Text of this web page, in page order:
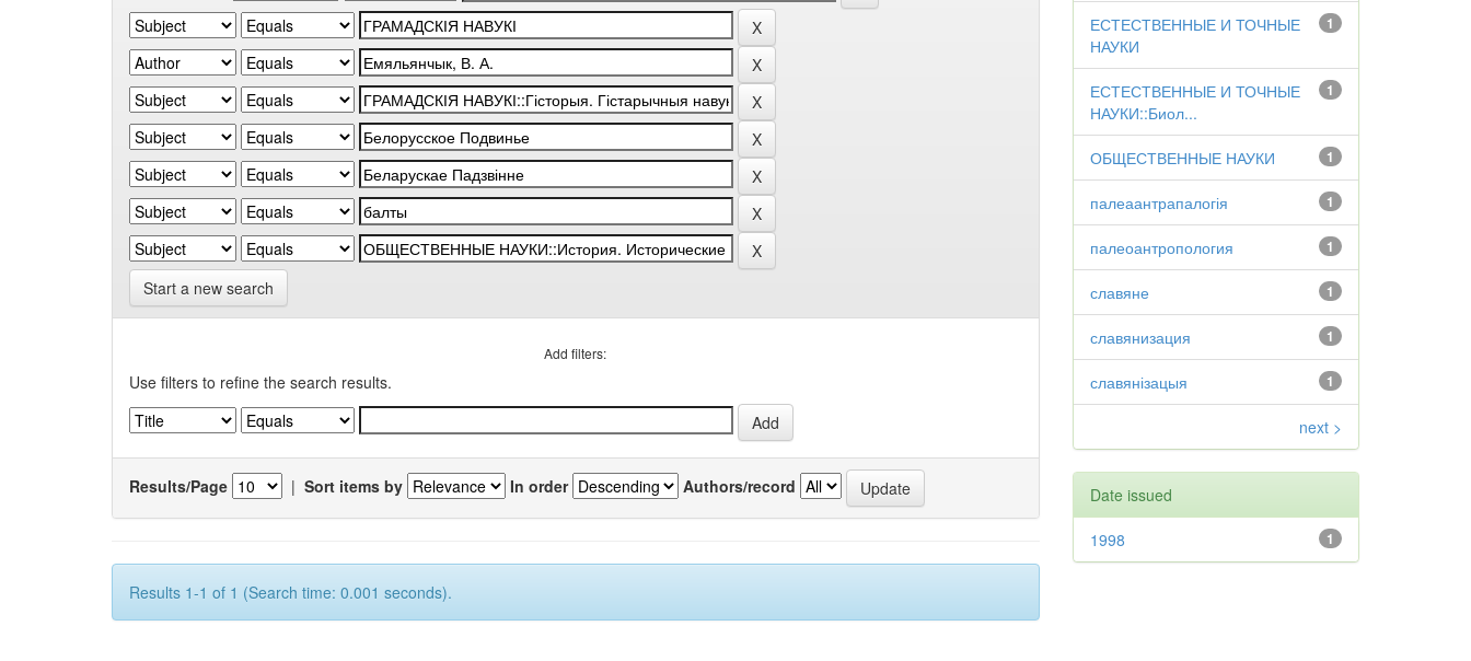
Start a new search
Add filters:
Use filters to refine the search results.
Results/Page | Sort items by In order Authors/record
Results 1-1 of 1 (Search time: 0.001 seconds).
1
ЕСТЕСТВЕННЫЕ И ТОЧНЫЕ
НАУКИ
1
ЕСТЕСТВЕННЫЕ И ТОЧНЫЕ
НАУКИ::Биол...
1
ОБЩЕСТВЕННЫЕ НАУКИ
1
палеаантрапалогія
1
палеоантропология
1
славяне
1
славянизация
1
славянізацыя
next >
Date issued
1
1998